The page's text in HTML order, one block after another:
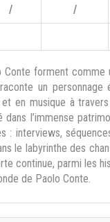
/ /
forment comme
un
et en musique à
l’immense
: interviews,
le labyrinthe des
continue, parmi les
de Paolo Conte.